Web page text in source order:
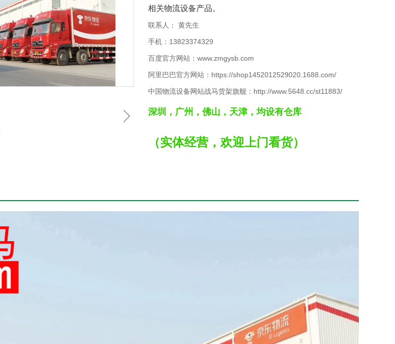
相关物流设备产品。
联系人： 黄先生
手机：13823374329
百度官方网站：www.zmgysb.com
阿里巴巴官方网站：https://shop1452012529020.1688.com/
中国物流设备网站战马货架旗舰：http://www.5648.cc/st11883/
深圳，广州，佛山，天津，均设有仓库
（实体经营，欢迎上门看货）